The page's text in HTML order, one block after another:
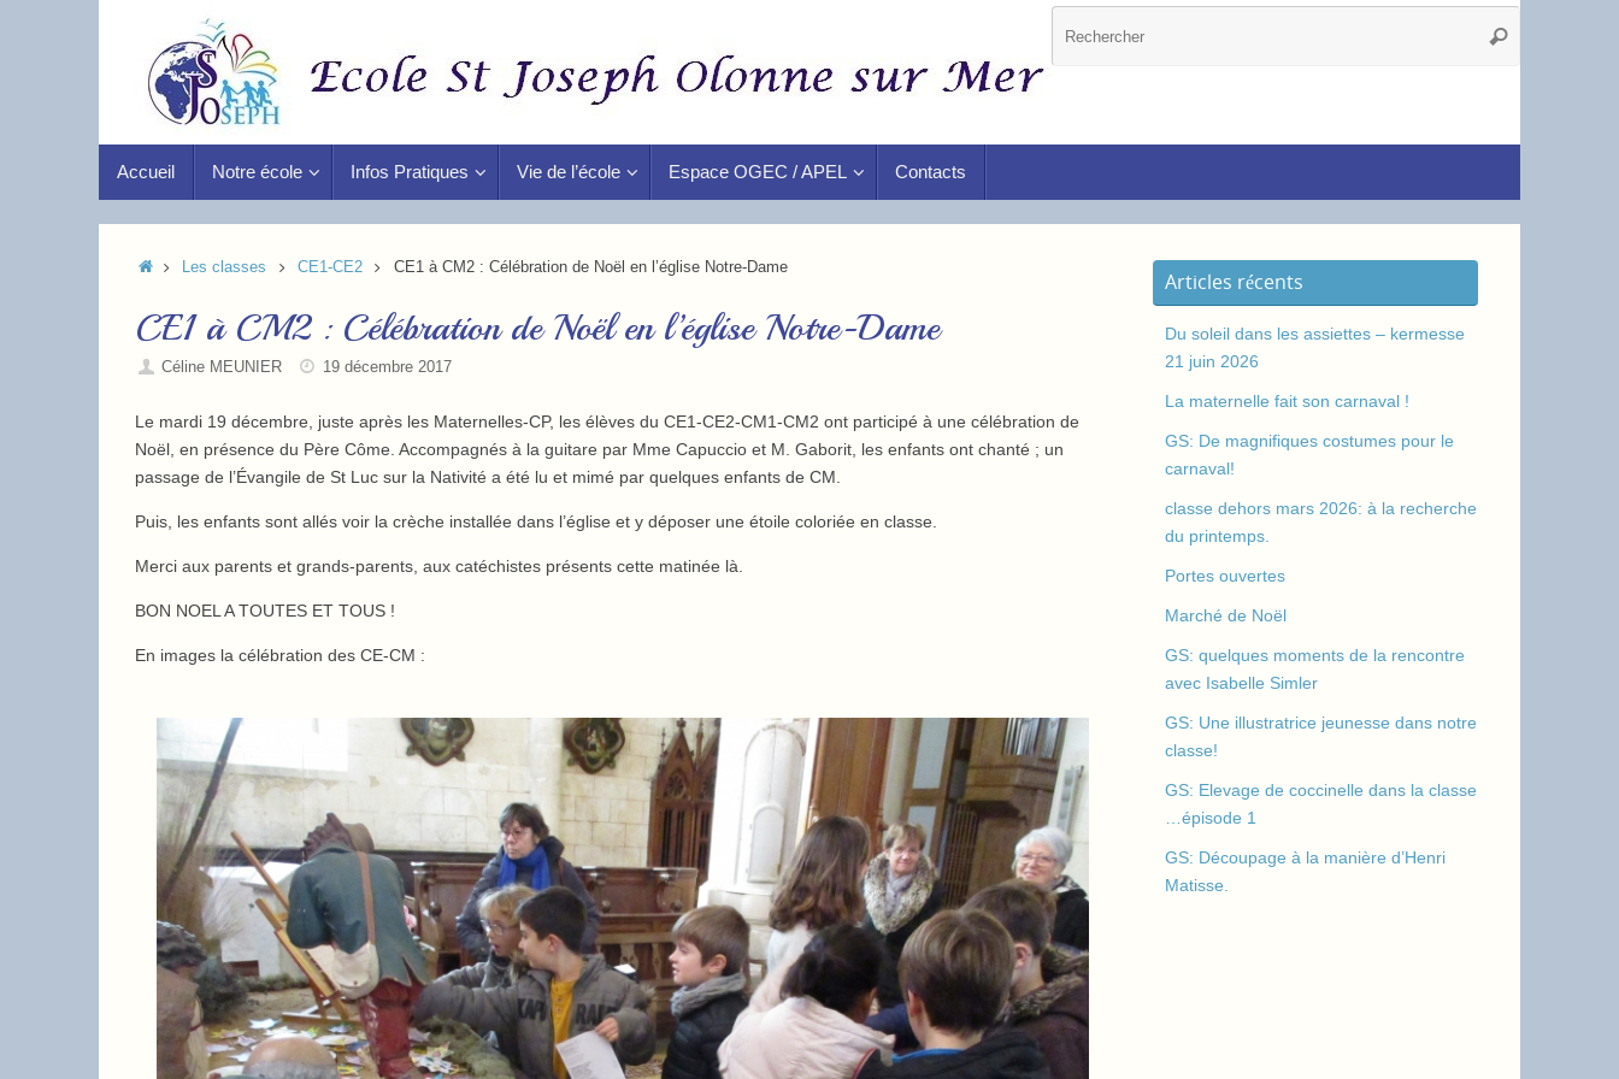
Accueil Notre école Infos Pratiques Vie de l’école Espace OGEC / APEL Contacts
Les classes CE1-CE2 CE1 à CM2 : Célébration de Noël en l’église Notre-Dame
CE1 à CM2 : Célébration de Noël en l’église Notre-Dame
Céline MEUNIER 19 décembre 2017
Le mardi 19 décembre, juste après les Maternelles-CP, les élèves du CE1-CE2-CM1-CM2 ont participé à une célébration de
Noël, en présence du Père Côme. Accompagnés à la guitare par Mme Capuccio et M. Gaborit, les enfants ont chanté ; un
passage de l’Évangile de St Luc sur la Nativité a été lu et mimé par quelques enfants de CM.
Puis, les enfants sont allés voir la crèche installée dans l’église et y déposer une étoile coloriée en classe.
Merci aux parents et grands-parents, aux catéchistes présents cette matinée là.
BON NOEL A TOUTES ET TOUS !
En images la célébration des CE-CM :
Articles récents
Du soleil dans les assiettes – kermesse
21 juin 2026
La maternelle fait son carnaval !
GS: De magnifiques costumes pour le
carnaval!
classe dehors mars 2026: à la recherche
du printemps.
Portes ouvertes
Marché de Noël
GS: quelques moments de la rencontre
avec Isabelle Simler
GS: Une illustratrice jeunesse dans notre
classe!
GS: Elevage de coccinelle dans la classe
…épisode 1
GS: Découpage à la manière d’Henri
Matisse.